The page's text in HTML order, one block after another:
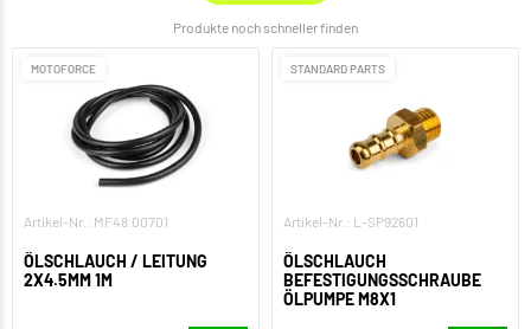
Produkte noch schneller finden
MOTOFORCE
Artikel-Nr.: MF48.00701
ÖLSCHLAUCH / LEITUNG
2X4.5MM 1M
STANDARD PARTS
Artikel-Nr.: L-SP92601
ÖLSCHLAUCH
BEFESTIGUNGSSCHRAUBE
ÖLPUMPE M8X1